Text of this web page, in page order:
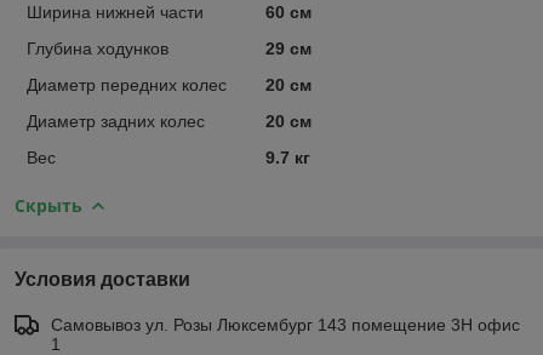
Ширина нижней части
60 см
Глубина ходунков
29 см
Диаметр передних колес
20 см
Диаметр задних колес
20 см
Вес
9.7 кг
Скрыть
Условия доставки
Самовывоз ул. Розы Люксембург 143 помещение 3Н офис
1